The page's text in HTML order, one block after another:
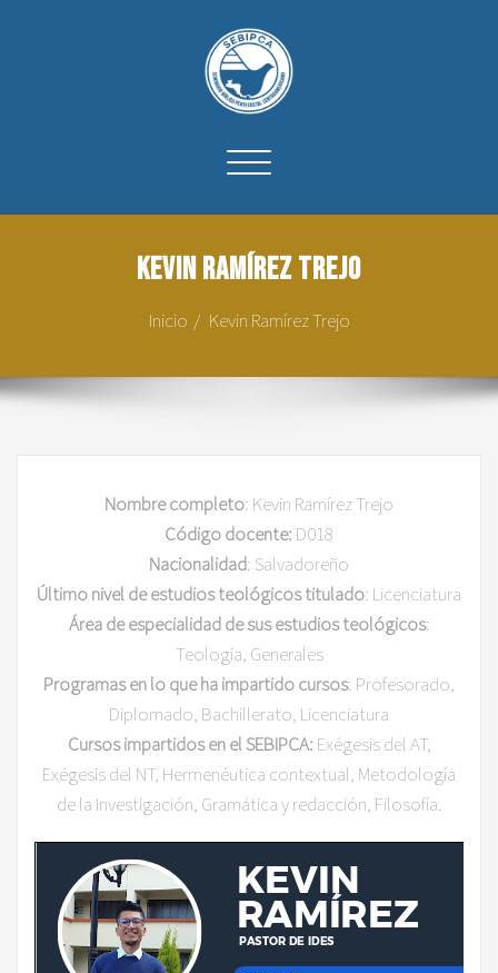
Cambiar
Kevin Ramírez Trejo
Inicio Kevin Ramírez Trejo
Nombre completo: Kevin Ramírez Trejo
Código docente: D018
Nacionalidad: Salvadoreño
Último nivel de estudios teológicos titulado: Licenciatura
Área de especialidad de sus estudios teológicos:
Teología, Generales
Programas en lo que ha impartido cursos: Profesorado,
Diplomado, Bachillerato, Licenciatura
Cursos impartidos en el SEBIPCA: Exégesis del AT,
Exégesis del NT, Hermenéutica contextual, Metodología
de la Investigación, Gramática y redacción, Filosofía.